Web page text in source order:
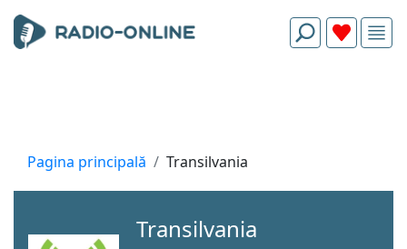
Pagina principală Transilvania
Transilvania